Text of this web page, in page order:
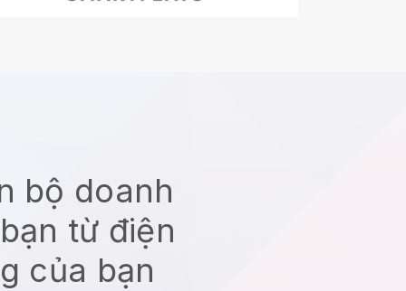
bộ doanh
từ điện
của bạn